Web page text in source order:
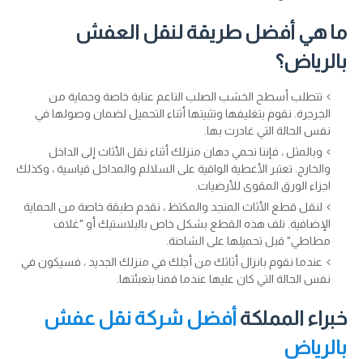
ما هي أفضل طريقة لنقل العفش
بالرياض؟
تتطلب أسطح الخشب الصلب الناعم عناية خاصة وحماية من
الجرجرة. نقوم بتغليفها وتثبيتها أثناء التحميل لضمان وصولها في
نفس الحالة التي غادرت بها.
وبالمثل ، فإننا نحمي دهان منزلك أثناء نقل الأثاث إلى الداخل
والخارج. تعتبر الأغطية الواقية على السلالم والمداخل قياسية ، وكذلك
اجزاء الورق المقوى للأرضيات.
لنقل قطع الأثاث المنجد والمكتظ ، نقدم طبقة خاصة من الحماية
الإضافية. نلف هذه القطع بشكل خاص بالبلاستيك أو "غلاف
مطاطي" قبل تحميلها على الشاحنة.
عندما نقوم بانزال أثاثك من أجلك في منزلك الجديد ، فسيكون في
نفس الحالة التي كان عليها عندما قمنا بتعبئتها.
خبراء المملكة أفضل شركة نقل عفش
بالرياض